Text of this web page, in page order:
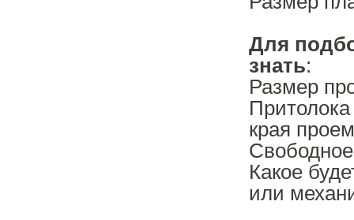
Для
знать:
Размер
Притолока
края
Какое
или